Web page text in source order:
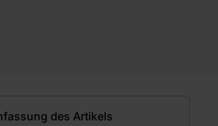
des Artikels